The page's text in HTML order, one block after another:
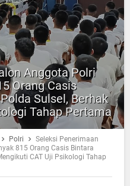
Anggota Polri
Orang Casis
Sulsel, Berhak
Tahap Pertama
Polri
Seleksi Penerimaan
815 Orang Casis Bintara
CAT Uji Psikologi Tahap